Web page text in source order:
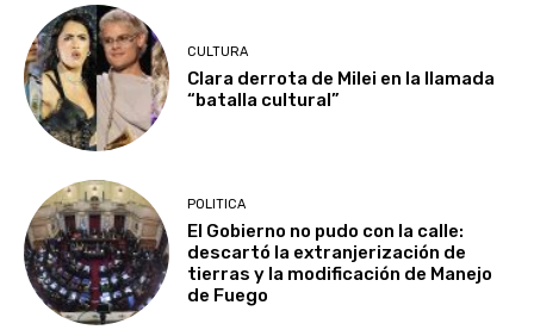
CULTURA
Clara derrota de Milei en la llamada
“batalla cultural”
POLITICA
El Gobierno no pudo con la calle:
descartó la extranjerización de
tierras y la modificación de Manejo
de Fuego